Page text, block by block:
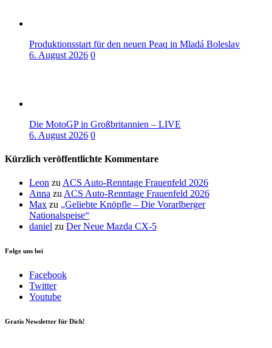
Produktionsstart für den neuen Peaq in Mladá Boleslav
6. August 2026 0
Die MotoGP in Großbritannien – LIVE
6. August 2026 0
Kürzlich veröffentlichte Kommentare
Leon zu ACS Auto-Renntage Frauenfeld 2026
Anna zu ACS Auto-Renntage Frauenfeld 2026
Max zu „Geliebte Knöpfle – Die Vorarlberger
Nationalspeise“
daniel zu Der Neue Mazda CX-5
Folge uns bei
Facebook
Twitter
Youtube
Gratis Newsletter für Dich!